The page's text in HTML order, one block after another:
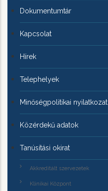
Dokumentumtár
Kapcsolat
Hírek
Telephelyek
Minőségpolitikai nyilatkozat
Közérdekű adatok
Tanúsítási okirat
Akkreditált szervezetek
Klinikai Központ